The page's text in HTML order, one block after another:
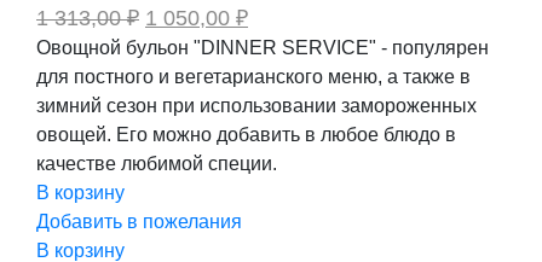
1 313,00₽ Первоначальная
цена
составляла
1
313,00 ₽.
1 050,00 ₽Текущая
цена:
1
050,00 ₽.
Овощной бульон "DINNER SERVICE" - популярен
для постного и вегетарианского меню, а также в
зимний сезон при использовании замороженных
овощей. Его можно добавить в любое блюдо в
качестве любимой специи.
В корзину
Добавить в пожелания
В корзину